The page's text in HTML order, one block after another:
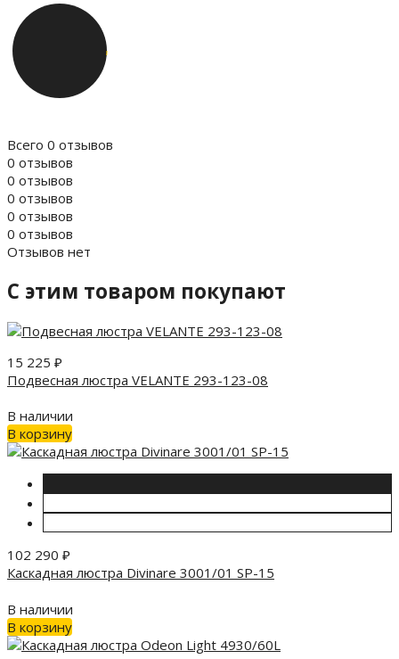
Всего 0 отзывов
0 отзывов
0 отзывов
0 отзывов
0 отзывов
0 отзывов
Отзывов нет
C этим товаром покупают
15 225 ₽
Подвесная люстра VELANTE 293-123-08
В наличии
В корзину
102 290 ₽
Каскадная люстра Divinare 3001/01 SP-15
В наличии
В корзину